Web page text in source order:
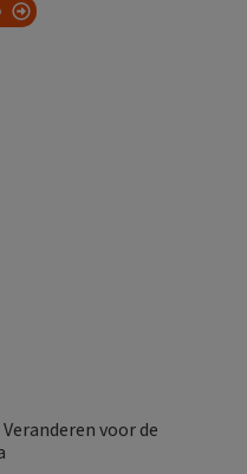
voor de